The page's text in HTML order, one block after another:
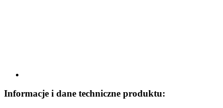
Informacje i dane techniczne produktu: